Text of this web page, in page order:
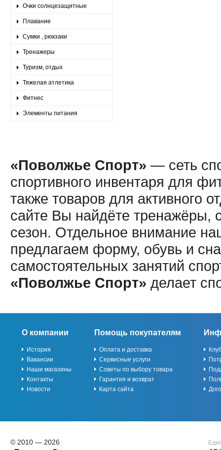
Очки солнцезащитные
Плавание
Сумки , рюкзаки
Тренажеры
Туризм, отдых
Тяжелая атлетика
Фитнес
Элементы питания
«Поволжье Спорт» — сеть
спортивного инвентаря для
также товаров для активного
сайте Вы найдёте тренажёры,
сезон. Отдельное внимание
предлагаем форму, обувь и
самостоятельных занятий
«Поволжье Спорт» делает
О компании
История
Вакансии
Наши магазины
Контакты
Новости
Помощь покупателям
Оплата и доставка
Сервисные услуги
Советы по выбору товара
Гарантия и возврат
Карта сайта
© 2010 — 2026